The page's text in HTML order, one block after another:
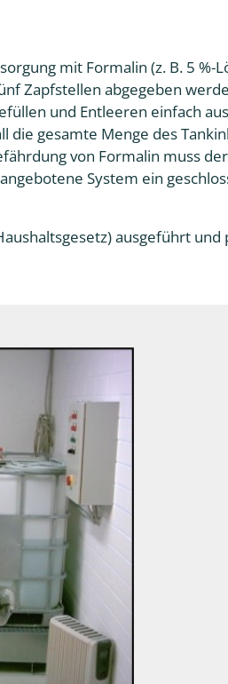
mit Formalin (z. B. 5
Zapfstellen abgegeben
und Entleeren einfach
die gesamte Menge des
von Formalin muss
System ein
ausgeführt